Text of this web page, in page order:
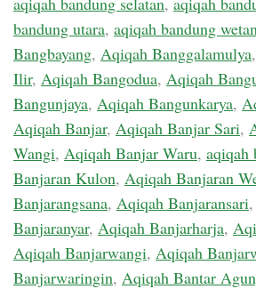
bandung utara, aqiqah bandung
Bangbayang, Aqiqah Banggalamulya,
Ilir, Aqiqah Bangodua, Aqiqah
Bangunjaya, Aqiqah Bangunkarya,
Aqiqah Banjar, Aqiqah Banjar Sari,
Wangi, Aqiqah Banjar Waru, aqiqah
Banjaran Kulon, Aqiqah Banjaran
Banjarangsana, Aqiqah Banjaransari,
Banjaranyar, Aqiqah Banjarharja,
Aqiqah Banjarwangi, Aqiqah
Banjarwaringin, Aqiqah Bantar